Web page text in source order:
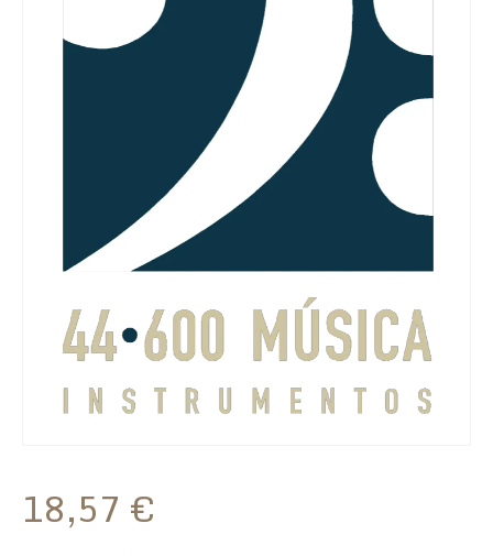
18,57 €